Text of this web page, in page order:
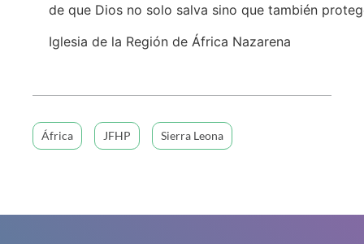
de que Dios no solo salva sino que también
Iglesia de la Región de África Nazarena
África JFHP Sierra Leona